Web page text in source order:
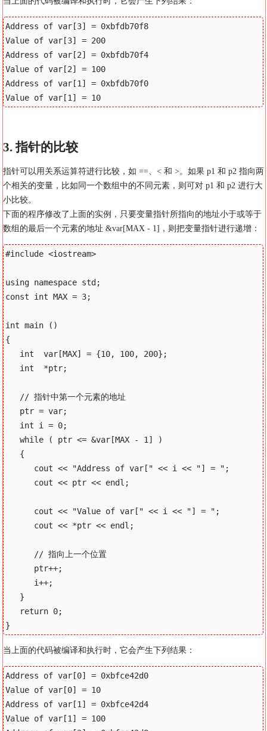
Address of var[3] = 0xbfdb70f8
Value of var[3] = 200
Address of var[2] = 0xbfdb70f4
Value of var[2] = 100
Address of var[1] = 0xbfdb70f0
Value of var[1] = 10
3. 指针的比较
指针可以用关系运算符进行比较，如 ==、< 和 >。如果 p1 和 p2 指向两
个相关的变量，比如同一个数组中的不同元素，则可对 p1 和 p2 进行大
小比较。
下面的程序修改了上面的实例，只要变量指针所指向的地址小于或等于
数组的最后一个元素的地址 &var[MAX - 1]，则把变量指针进行递增：
#include <iostream>
using namespace std;
const int MAX = 3;
int main ()
{
当上面的代码被编译和执行时，它会产生下列结果：
Address of var[0] = 0xbfce42d0
Value of var[0] = 10
Address of var[1] = 0xbfce42d4
Value of var[1] = 100